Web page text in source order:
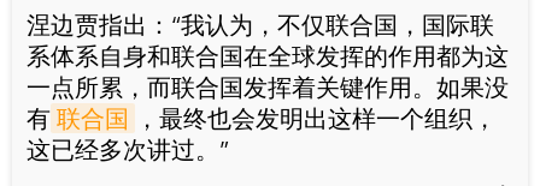
涅边贾指出：“我认为，不仅联合国，国际联
系体系自身和联合国在全球发挥的作用都为这
一点所累，而联合国发挥着关键作用。如果没
有 联合国
，最终也会发明出这样一个组织，
这已经多次讲过。”